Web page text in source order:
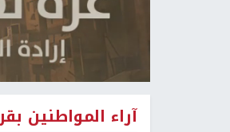
آراء المواطنين